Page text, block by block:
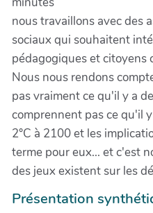
nous travaillons avec des
sociaux qui souhaitent
pédagogiques et citoyens
Nous nous rendons
pas vraiment ce qu'il y a
comprennent pas ce qu'il
2°C à 2100 et les
terme pour eux... et c'est
des jeux existent sur les
Présentation